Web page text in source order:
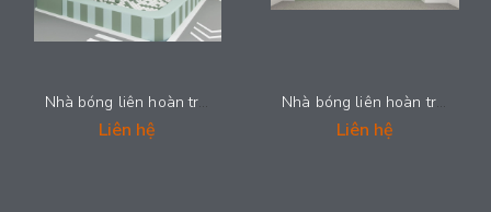
Nhà bóng liên hoàn trẻ em - NLHS-124
Liên hệ
Nhà bóng liên hoàn trẻ em - NLHS-123
Liên hệ